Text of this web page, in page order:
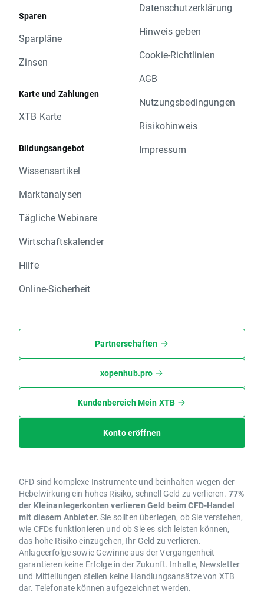
Sparen
Sparpläne
Zinsen
Karte und Zahlungen
XTB Karte
Bildungsangebot
Wissensartikel
Marktanalysen
Tägliche Webinare
Wirtschaftskalender
Hilfe
Online-Sicherheit
Datenschutzerklärung
Hinweis geben
Cookie-Richtlinien
AGB
Nutzungsbedingungen
Risikohinweis
Impressum
Partnerschaften
xopenhub.pro
Kundenbereich Mein XTB
Konto eröffnen
CFD sind komplexe Instrumente und beinhalten wegen der
Hebelwirkung ein hohes Risiko, schnell Geld zu verlieren. 77%
der Kleinanlegerkonten verlieren Geld beim CFD-Handel
mit diesem Anbieter. Sie sollten überlegen, ob Sie verstehen,
wie CFDs funktionieren und ob Sie es sich leisten können,
das hohe Risiko einzugehen, Ihr Geld zu verlieren.
Anlageerfolge sowie Gewinne aus der Vergangenheit
garantieren keine Erfolge in der Zukunft. Inhalte, Newsletter
und Mitteilungen stellen keine Handlungsansätze von XTB
dar. Telefonate können aufgezeichnet werden.